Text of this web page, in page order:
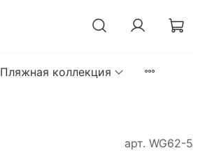
Пляжная коллекция
арт. WG62-5